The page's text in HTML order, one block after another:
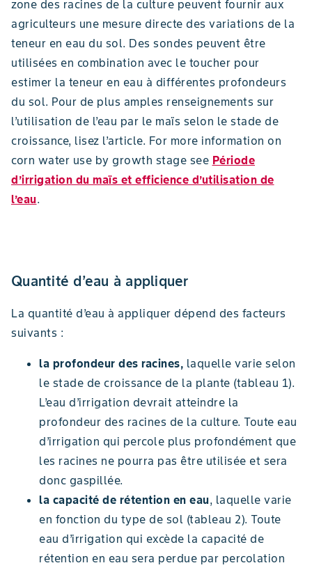
zone des racines de la culture peuvent fournir aux
agriculteurs une mesure directe des variations de la
teneur en eau du sol. Des sondes peuvent être
utilisées en combination avec le toucher pour
estimer la teneur en eau à différentes profondeurs
du sol. Pour de plus amples renseignements sur
l’utilisation de l’eau par le maïs selon le stade de
croissance, lisez l’article. For more information on
corn water use by growth stage see Période
d’irrigation du maïs et efficience d’utilisation de
l’eau.
Quantité d’eau à appliquer
La quantité d’eau à appliquer dépend des facteurs
suivants :
la profondeur des racines, laquelle varie selon
le stade de croissance de la plante (tableau 1).
L’eau d’irrigation devrait atteindre la
profondeur des racines de la culture. Toute eau
d’irrigation qui percole plus profondément que
les racines ne pourra pas être utilisée et sera
donc gaspillée.
la capacité de rétention en eau, laquelle varie
en fonction du type de sol (tableau 2). Toute
eau d’irrigation qui excède la capacité de
rétention en eau sera perdue par percolation